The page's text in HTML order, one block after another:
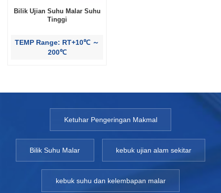
Bilik Ujian Suhu Malar Suhu
Tinggi
TEMP Range: RT+10℃ ～
200℃
Ketuhar Pengeringan Makmal
Bilik Suhu Malar kebuk ujian alam sekitar
kebuk suhu dan kelembapan malar